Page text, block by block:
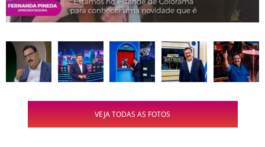
VEJA TODAS AS FOTOS